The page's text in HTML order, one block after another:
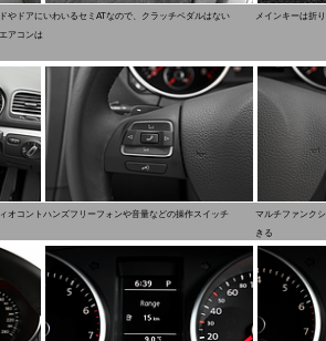
やドアに
アコンは
いわいるセミATなので、クラッチペダルはない メインキーは折
オコント ハンズフリーフォンや音量などの操作スイッチ
マルチファンク
きる